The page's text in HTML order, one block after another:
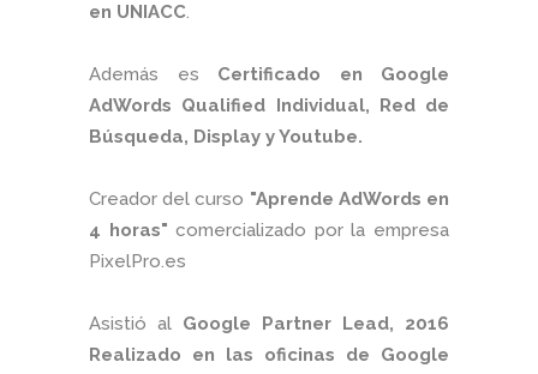
en UNIACC.
Además es Certificado en Google
AdWords Qualified Individual, Red de
Búsqueda, Display y Youtube.
Creador del curso "Aprende AdWords en
4 horas" comercializado por la empresa
PixelPro.es
Asistió al Google Partner Lead, 2016
Realizado en las oficinas de Google